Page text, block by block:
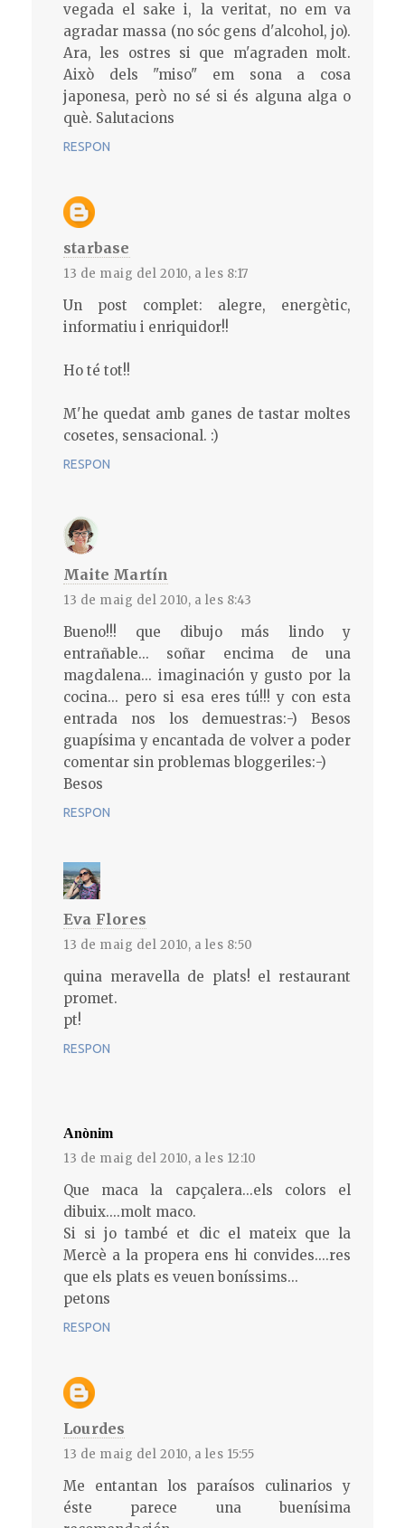
vegada el sake i, la veritat, no em va
agradar massa (no sóc gens d'alcohol, jo).
Ara, les ostres si que m'agraden molt.
Això dels "miso" em sona a cosa
japonesa, però no sé si és alguna alga o
què. Salutacions
RESPON
starbase
13 de maig del 2010, a les 8:17
Un post complet: alegre, energètic,
informatiu i enriquidor!!
Ho té tot!!
M'he quedat amb ganes de tastar moltes
cosetes, sensacional. :)
RESPON
Maite Martín
13 de maig del 2010, a les 8:43
Bueno!!! que dibujo más lindo y
entrañable... soñar encima de una
magdalena... imaginación y gusto por la
cocina... pero si esa eres tú!!! y con esta
entrada nos los demuestras:-) Besos
guapísima y encantada de volver a poder
comentar sin problemas bloggeriles:-)
Besos
RESPON
Eva Flores
13 de maig del 2010, a les 8:50
quina meravella de plats! el restaurant
promet.
pt!
RESPON
Anònim
13 de maig del 2010, a les 12:10
Que maca la capçalera...els colors el
dibuix....molt maco.
Si si jo també et dic el mateix que la
Mercè a la propera ens hi convides....res
que els plats es veuen boníssims...
petons
RESPON
Lourdes
13 de maig del 2010, a les 15:55
Me entantan los paraísos culinarios y
éste parece una buenísima